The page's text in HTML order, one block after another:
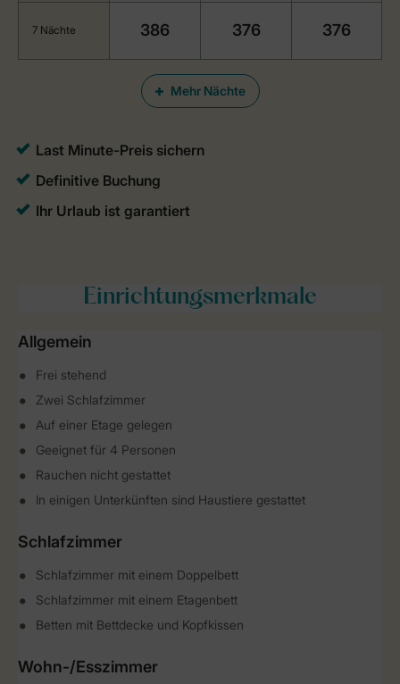
Mehr Nächte
7 Nächte 386 376 376
Einrichtungsmerkmale
Allgemein
Frei stehend
Zwei Schlafzimmer
Auf einer Etage gelegen
Geeignet für 4 Personen
Rauchen nicht gestattet
In einigen Unterkünften sind Haustiere gestattet
Schlafzimmer
Schlafzimmer mit einem Doppelbett
Schlafzimmer mit einem Etagenbett
Betten mit Bettdecke und Kopfkissen
Wohn-/Esszimmer